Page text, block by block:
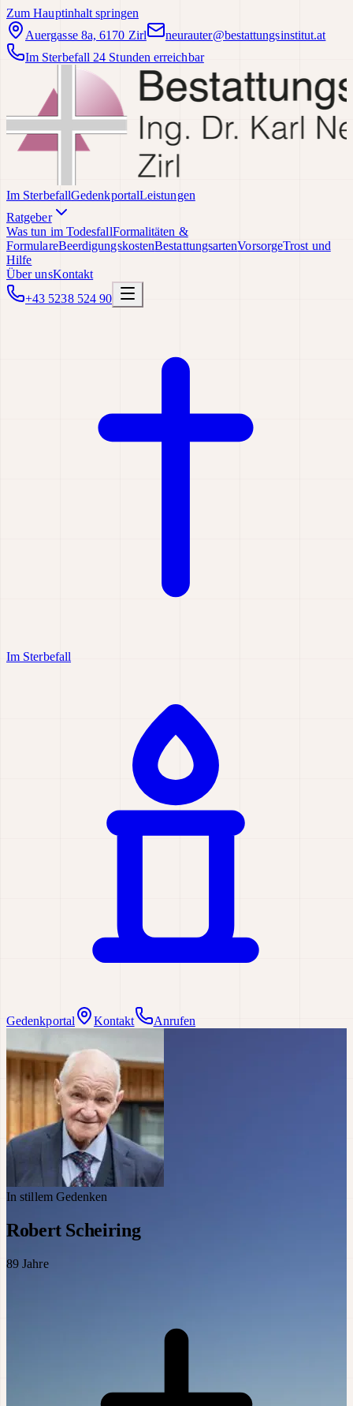
Zum Hauptinhalt springen
Auergasse 8a, 6170 Zirl
neurauter@bestattungsinstitut.at
Im Sterbefall 24 Stunden erreichbar
Im SterbefallGedenkportalLeistungen
Ratgeber
Was tun im TodesfallFormalitäten &
FormulareBeerdigungskostenBestattungsartenVorsorgeTrost und
Hilfe
Über unsKontakt
+43 5238 524 90
Im Sterbefall
Gedenkportal Kontakt Anrufen
In stillem Gedenken
Robert Scheiring
89 Jahre